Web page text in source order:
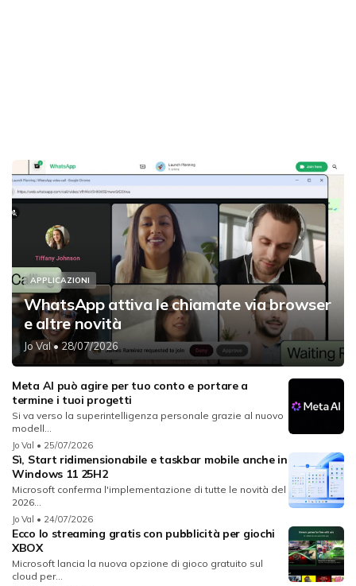
APPLICAZIONI
WhatsApp attiva le chiamate via browser
e altre novità
Jo Val• 28/07/2026
Meta AI può agire per tuo conto e portare a
termine i tuoi progetti
Si va verso la superintelligenza personale grazie al nuovo
modell...
Jo Val • 25/07/2026
Sì, Start ridimensionabile e taskbar mobile anche in
Windows 11 25H2
Microsoft conferma l'implementazione di tutte le novità del
2026...
Jo Val • 24/07/2026
Ecco lo streaming gratis con pubblicità per giochi
XBOX
Microsoft lancia la nuova opzione di gioco gratuito sul
cloud per...